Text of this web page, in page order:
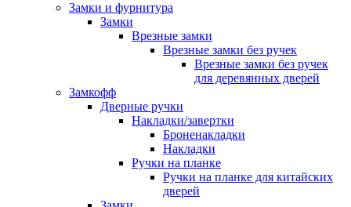
Замки и фурнитура
Замки
Врезные замки
Врезные замки без ручек
Врезные замки без ручек
для деревянных дверей
Замкофф
Дверные ручки
Накладки/завертки
Броненакладки
Накладки
Ручки на планке
Ручки на планке для китайских
дверей